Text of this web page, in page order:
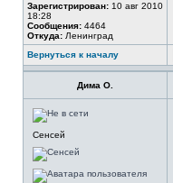
Зарегистрирован: 10 авг 2010
18:28
Сообщения: 4464
Откуда: Ленинград
Вернуться к началу
Дима О.
Сенсей